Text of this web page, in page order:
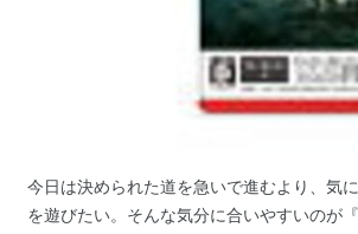
今日は決められた道を急いで進むより、気
を遊びたい。そんな気分に合いやすいのが